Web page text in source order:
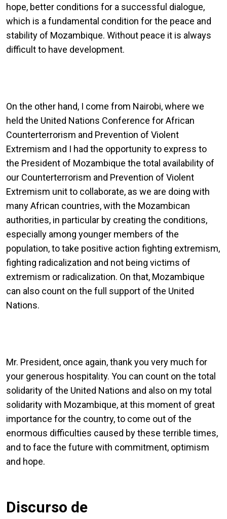
hope, better conditions for a successful dialogue,
which is a fundamental condition for the peace and
stability of Mozambique. Without peace it is always
difficult to have development.
On the other hand, I come from Nairobi, where we
held the United Nations Conference for African
Counterterrorism and Prevention of Violent
Extremism and I had the opportunity to express to
the President of Mozambique the total availability of
our Counterterrorism and Prevention of Violent
Extremism unit to collaborate, as we are doing with
many African countries, with the Mozambican
authorities, in particular by creating the conditions,
especially among younger members of the
population, to take positive action fighting extremism,
fighting radicalization and not being victims of
extremism or radicalization. On that, Mozambique
can also count on the full support of the United
Nations.
Mr. President, once again, thank you very much for
your generous hospitality. You can count on the total
solidarity of the United Nations and also on my total
solidarity with Mozambique, at this moment of great
importance for the country, to come out of the
enormous difficulties caused by these terrible times,
and to face the future with commitment, optimism
and hope.
Discurso de